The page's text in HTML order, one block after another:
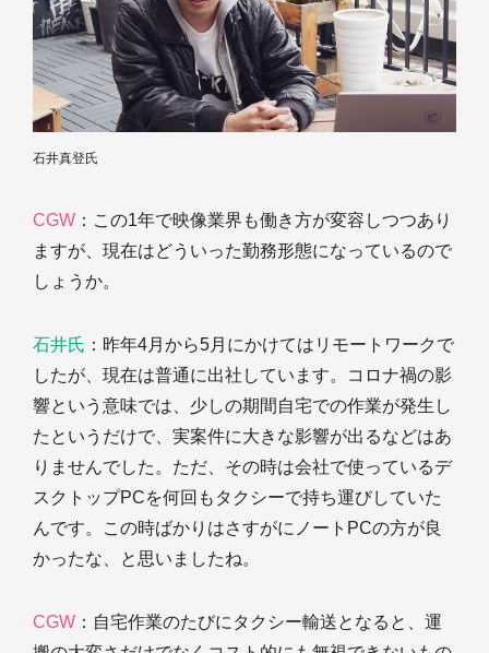
石井真登氏
CGW ：この1年で映像業界も働き方が変容しつつあり
ますが、現在はどういった勤務形態になっているので
しょうか。
石井氏 ：昨年4月から5月にかけてはリモートワークで
したが、現在は普通に出社しています。コロナ禍の影
響という意味では、少しの期間自宅での作業が発生し
たというだけで、実案件に大きな影響が出るなどはあ
りませんでした。ただ、その時は会社で使っているデ
スクトップPCを何回もタクシーで持ち運びしていた
んです。この時ばかりはさすがにノートPCの方が良
かったな、と思いましたね。
CGW ：自宅作業のたびにタクシー輸送となると、運